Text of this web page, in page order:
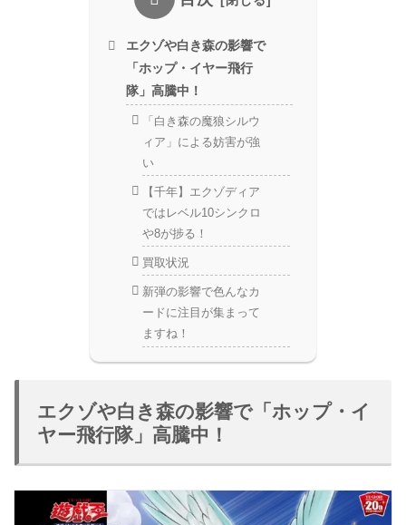
エクゾや白き森の影響で
「ホップ・イヤー飛行
隊」高騰中！
「白き森の魔狼シルウ
ィア」による妨害が強
い
【千年】エクゾディア
ではレベル10シンクロ
や8が捗る！
買取状況
新弾の影響で色んなカ
ードに注目が集まって
ますね！
エクゾや白き森の影響で「ホップ・イ
ヤー飛行隊」高騰中！